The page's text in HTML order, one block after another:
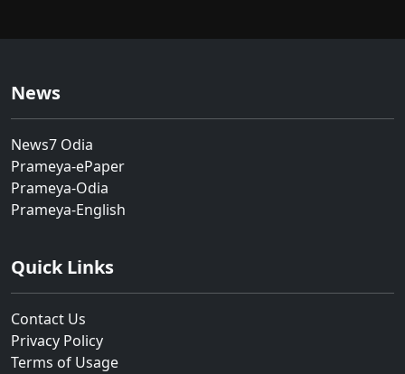
News
News7 Odia
Prameya-ePaper
Prameya-Odia
Prameya-English
Quick Links
Contact Us
Privacy Policy
Terms of Usage